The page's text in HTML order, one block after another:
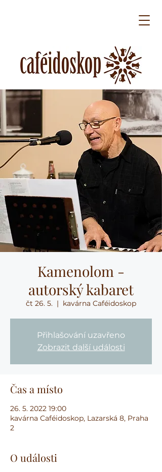
Kamenolom -
autorský kabaret
čt 26. 5.
  |
kavárna Caféidoskop
Přihlašování uzavřeno
Zobrazit další události
Čas a místo
26. 5. 2022 19:00
kavárna Caféidoskop, Lazarská 8, Praha
2
O události